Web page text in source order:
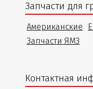
Запчасти для
Американские
Запчасти ЯМЗ
Контактная